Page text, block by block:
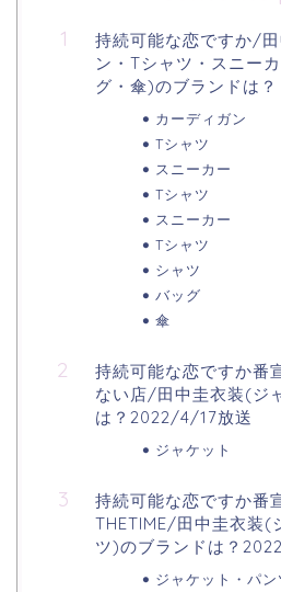
持続可能な恋ですか/
ン・Tシャツ・スニー
グ・傘)のブランドは？
カーディガン
Tシャツ
スニーカー
Tシャツ
スニーカー
Tシャツ
シャツ
バッグ
傘
持続可能な恋ですか番
ない店/田中圭衣装(ジ
は？2022/4/17放送
ジャケット
持続可能な恋ですか番
THETIME/田中圭衣装(
ツ)のブランドは？
ジャケット・パ